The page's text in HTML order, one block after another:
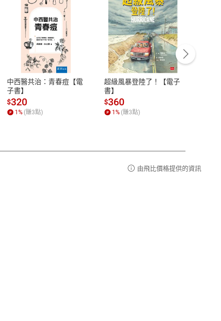
性
參
客服資訊
服務時間：週一到週五 10:00-12:00、
13:00-17:00 (國定假日及例假日休息)
客服電話：0080-1857077
中西醫共治：青春痘【電
子書】
$320
1% (賺3點)
超級風暴登陸了！【電子
書】
$360
1% (賺3點)
由飛比價格提供的資訊